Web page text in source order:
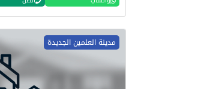
مدينة العلمين الجديدة